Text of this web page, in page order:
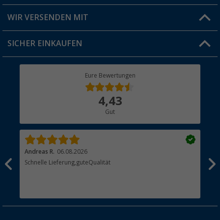
Jobs & Karriere
Versandinformationen
Rücksendung
WIR VERSENDEN MIT
SICHER EINKAUFEN
Eure Bewertungen
4,43
Gut
Andreas R. 06.08.2026
Schnelle Lieferung,guteQualität